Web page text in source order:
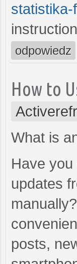
odpowiedz
How to
What is
Have
updates
posts,